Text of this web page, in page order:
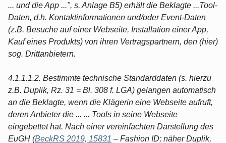
... und die App ...", s. Anlage B5) erhält die Beklagte ...Tool-
Daten, d.h. Kontaktinformationen und/oder Event-Daten
(z.B. Besuche auf einer Webseite, Installation einer App,
Kauf eines Produkts) von ihren Vertragspartnern, den (hier)
sog. Drittanbietern.
4.1.1.1.2. Bestimmte technische Standarddaten (s. hierzu
z.B. Duplik, Rz. 31 = Bl. 308 f. LGA) gelangen automatisch
an die Beklagte, wenn die Klägerin eine Webseite aufruft,
deren Anbieter die ... ... Tools in seine Webseite
eingebettet hat. Nach einer vereinfachten Darstellung des
EuGH (BeckRS 2019, 15831 – Fashion ID; näher Duplik,